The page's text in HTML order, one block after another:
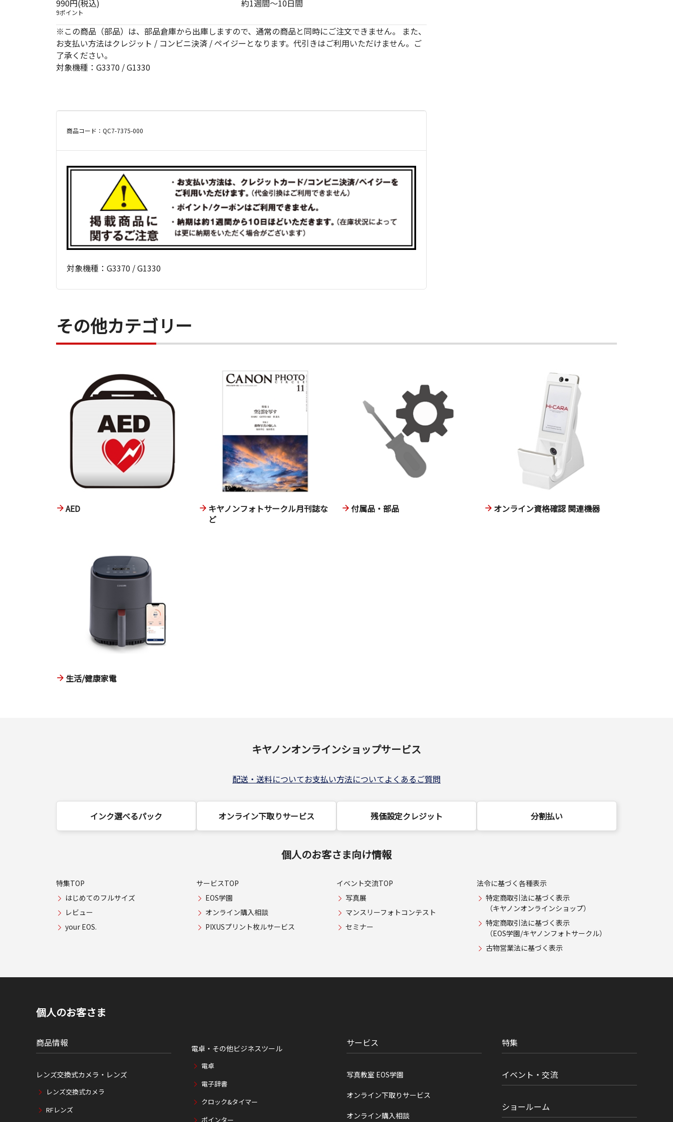
990円(税込)
9ポイント
約1週間～10日間
※この商品（部品）は、部品倉庫から出庫しますので、通常の商品と同時にご注文できません。 また、
お支払い方法はクレジット / コンビニ決済 / ペイジーとなります。代引きはご利用いただけません。ご
了承ください。
対象機種：G3370 / G1330
商品コード：QC7-7375-000
対象機種：G3370 / G1330
その他カテゴリー
AED
キヤノンフォトサークル月刊誌な
ど
付属品・部品 オンライン資格確認 関連機器
生活/健康家電
キヤノンオンラインショップサービス
配送・送料についてお支払い方法についてよくあるご質問
インク選べるパック オンライン下取りサービス 残価設定クレジット 分割払い
個人のお客さま向け情報
特集TOP
はじめてのフルサイズ
レビュー
your EOS.
サービスTOP
EOS学園
オンライン購入相談
PIXUSプリント枚ルサービス
イベント交流TOP
写真展
マンスリーフォトコンテスト
セミナー
法令に基づく各種表示
特定商取引法に基づく表示
（キヤノンオンラインショップ）
特定商取引法に基づく表示
（EOS学園/キヤノンフォトサークル）
古物営業法に基づく表示
個人のお客さま
商品情報
レンズ交換式カメラ・レンズ
レンズ交換式カメラ
RFレンズ
電卓・その他ビジネスツール
電卓
電子辞書
クロック&タイマー
ポインター
サービス
写真教室 EOS学園
オンライン下取りサービス
オンライン購入相談
特集
イベント・交流
ショールーム